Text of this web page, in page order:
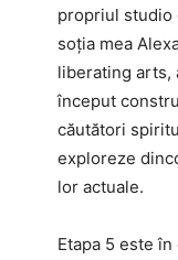
propriul studio
soția mea
liberating arts,
început
căutători
exploreze
lor actuale.
Etapa 5 este